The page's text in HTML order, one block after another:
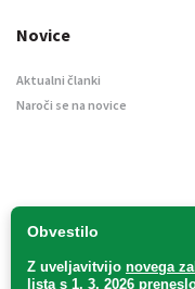
Obvestilo
Z uveljavitvijo novega
lista s 1. 3. 2026
Novice
Aktualni članki
Naroči se na novice